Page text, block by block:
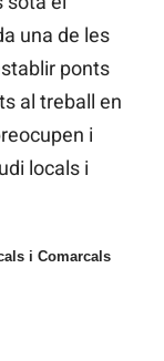
una de les
ponts
al treball en
i
locals i
i Comarcals